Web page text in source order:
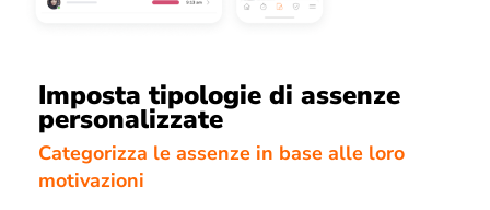
Imposta tipologie di assenze
personalizzate
Categorizza le assenze in base alle loro
motivazioni